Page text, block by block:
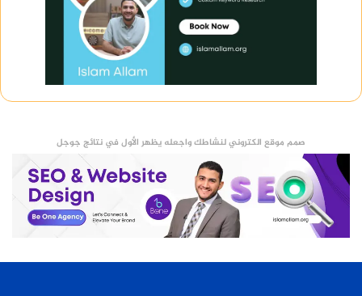
صمم موقع الكتروني لنشاطك واجعله يظهر الأول في نتائج جوجل